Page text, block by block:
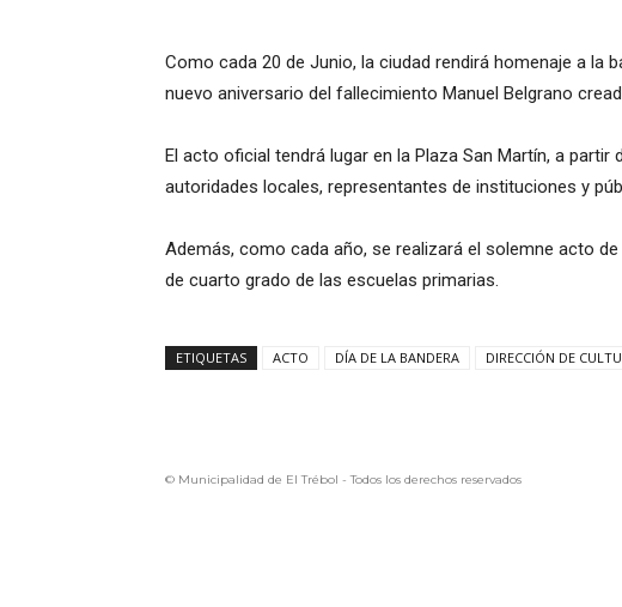
Como cada 20 de Junio, la ciudad rendirá homenaje a la
nuevo aniversario del fallecimiento Manuel Belgrano
El acto oficial tendrá lugar en la Plaza San Martín, a
autoridades locales, representantes de instituciones y
Además, como cada año, se realizará el solemne acto
de cuarto grado de las escuelas primarias.
ETIQUETAS ACTO DÍA DE LA BANDERA DIRECCIÓN DE
© Municipalidad de El Trébol - Todos los derechos reservados